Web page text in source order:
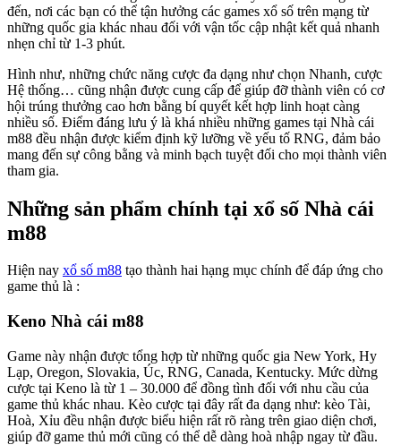
đến, nơi các bạn có thể tận hưởng các games xổ số trên mạng từ
những quốc gia khác nhau đối với vận tốc cập nhật kết quả nhanh
nhẹn chỉ từ 1-3 phút.
Hình như, những chức năng cược đa dạng như chọn Nhanh, cược
Hệ thống… cũng nhận được cung cấp để giúp đỡ thành viên có cơ
hội trúng thưởng cao hơn bằng bí quyết kết hợp linh hoạt càng
nhiều số. Điểm đáng lưu ý là khá nhiều những games tại Nhà cái
m88 đều nhận được kiểm định kỹ lưỡng về yếu tố RNG, đảm bảo
mang đến sự công bằng và minh bạch tuyệt đối cho mọi thành viên
tham gia.
Những sản phẩm chính tại xổ số Nhà cái
m88
Hiện nay xổ số m88 tạo thành hai hạng mục chính để đáp ứng cho
game thủ là :
Keno Nhà cái m88
Game này nhận được tổng hợp từ những quốc gia New York, Hy
Lạp, Oregon, Slovakia, Úc, RNG, Canada, Kentucky. Mức dừng
cược tại Keno là từ 1 – 30.000 để đồng tình đối với nhu cầu của
game thủ khác nhau. Kèo cược tại đây rất đa dạng như: kèo Tài,
Hoà, Xỉu đều nhận được biểu hiện rất rõ ràng trên giao diện chơi,
giúp đỡ game thủ mới cũng có thể dễ dàng hoà nhập ngay từ đầu.